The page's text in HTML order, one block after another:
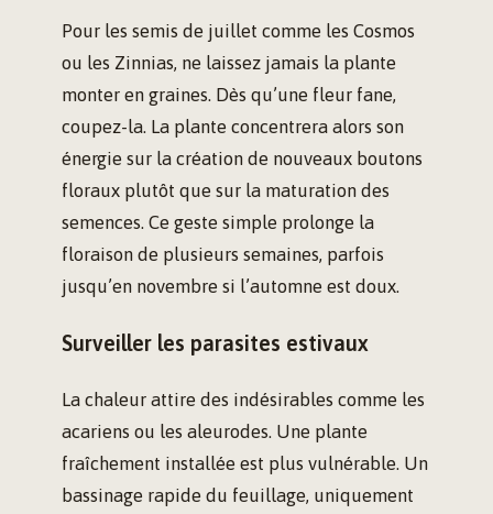
Pour les semis de juillet comme les Cosmos
ou les Zinnias, ne laissez jamais la plante
monter en graines. Dès qu’une fleur fane,
coupez-la. La plante concentrera alors son
énergie sur la création de nouveaux boutons
floraux plutôt que sur la maturation des
semences. Ce geste simple prolonge la
floraison de plusieurs semaines, parfois
jusqu’en novembre si l’automne est doux.
Surveiller les parasites estivaux
La chaleur attire des indésirables comme les
acariens ou les aleurodes. Une plante
fraîchement installée est plus vulnérable. Un
bassinage rapide du feuillage, uniquement